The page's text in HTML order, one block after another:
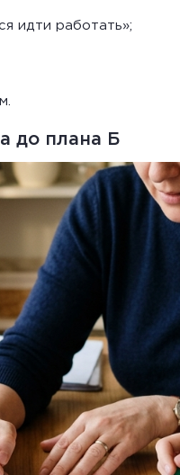
идти работать»;
до плана Б